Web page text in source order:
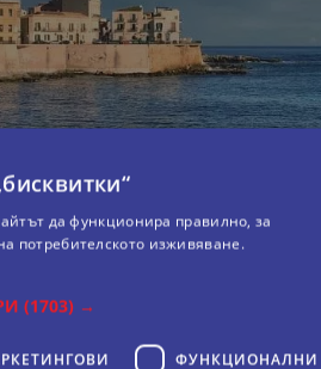
СИЦИЛИЯ - СЕДЕМДНЕВНА
да функционира правилно, за
потребителското изживяване.
(1703) →
ФУНКЦИОНАЛНИ